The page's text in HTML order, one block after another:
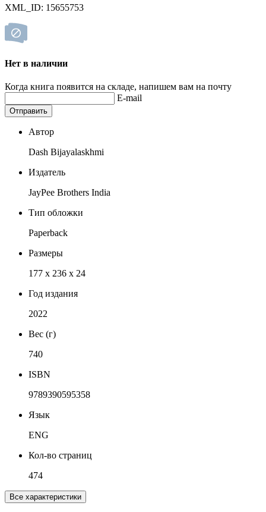
XML_ID: 15655753
Нет в наличии
Когда книга появится на складе, напишем вам на почту
E-mail
Отправить
Автор
Dash Bijayalaskhmi
Издатель
JayPee Brothers India
Тип обложки
Paperback
Размеры
177 x 236 x 24
Год издания
2022
Вес (г)
740
ISBN
9789390595358
Язык
ENG
Кол-во страниц
474
Все характеристики